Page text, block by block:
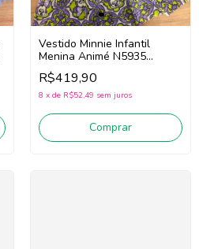
Vestido Minnie Infantil
Menina Animé N5935
(Roxo/Verde)
R$419,90
8 x de R$52,49 sem juros
Comprar